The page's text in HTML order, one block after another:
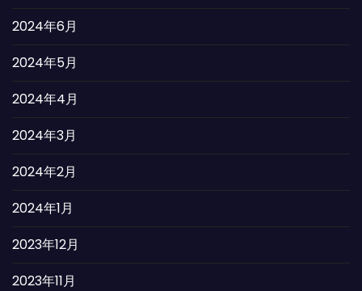
2024年6月
2024年5月
2024年4月
2024年3月
2024年2月
2024年1月
2023年12月
2023年11月